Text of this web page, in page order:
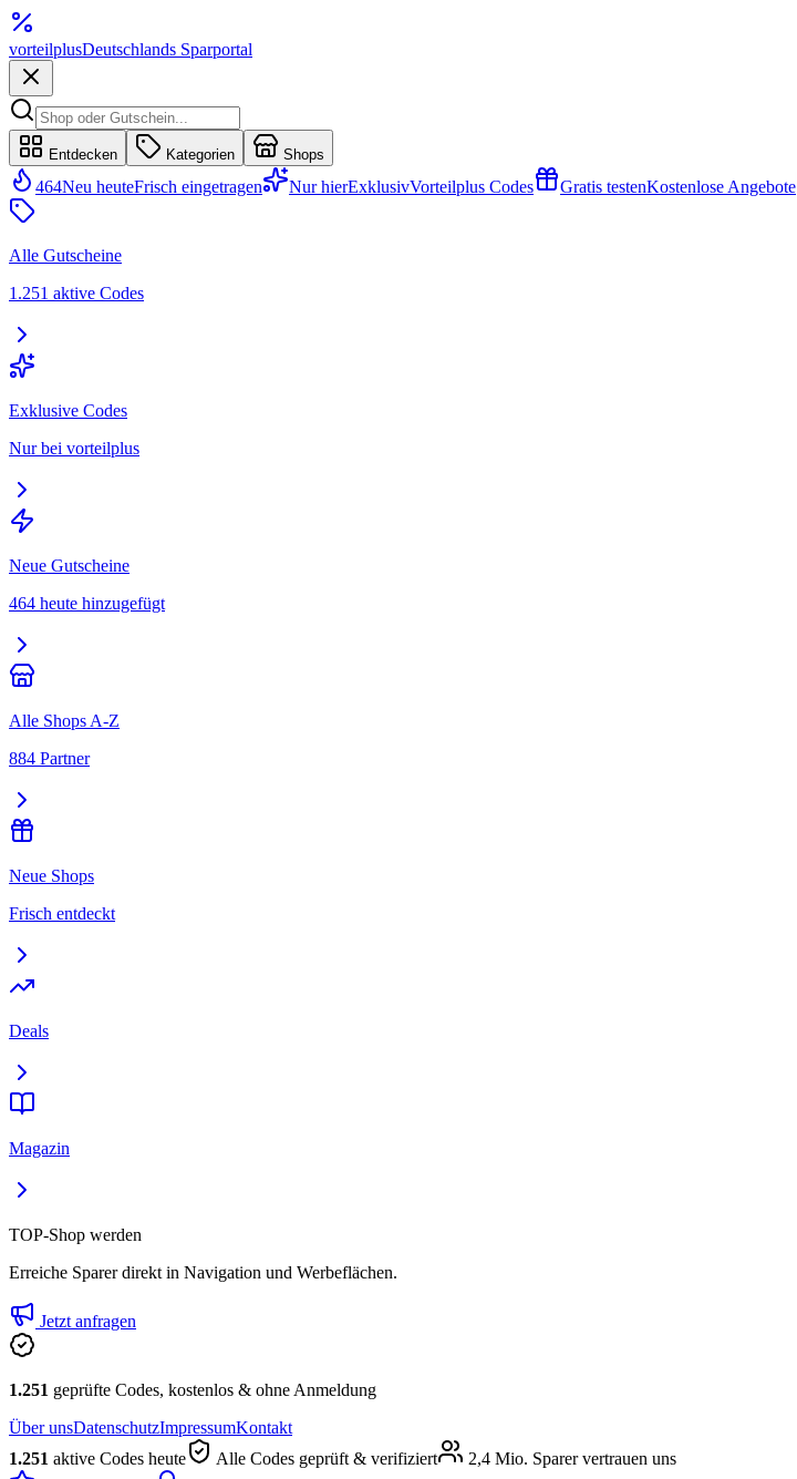
vorteilplusDeutschlands Sparportal
Entdecken Kategorien Shops
464Neu heuteFrisch eingetragen Nur hierExklusivVorteilplus Codes Gratis testenKostenlose Angebote
Alle Gutscheine
1.251 aktive Codes
Exklusive Codes
Nur bei vorteilplus
Neue Gutscheine
464 heute hinzugefügt
Alle Shops A-Z
884 Partner
Neue Shops
Frisch entdeckt
Deals
Magazin
TOP-Shop werden
Erreiche Sparer direkt in Navigation und Werbeflächen.
Jetzt anfragen
1.251 geprüfte Codes, kostenlos & ohne Anmeldung
Über unsDatenschutzImpressumKontakt
1.251 aktive Codes heute Alle Codes geprüft & verifiziert
2,4 Mio. Sparer vertrauen uns